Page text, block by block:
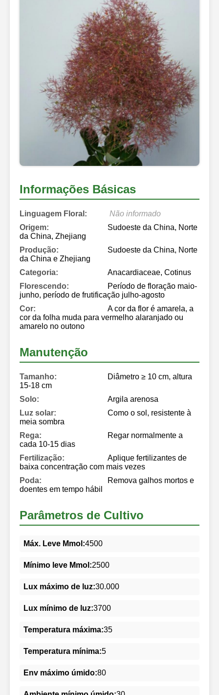
Informações Básicas
Linguagem Floral:
Não informado
Origem:
Sudoeste da China, Norte
da China, Zhejiang
Produção:
Sudoeste da China, Norte
da China e Zhejiang
Categoria:
Anacardiaceae, Cotinus
Florescendo:
Período de floração maio-
junho, período de frutificação julho-agosto
Cor:
A cor da flor é amarela, a
cor da folha muda para vermelho alaranjado ou
amarelo no outono
Manutenção
Tamanho:
Diâmetro ≥ 10 cm, altura
15-18 cm
Solo:
Argila arenosa
Luz solar:
Como o sol, resistente à
meia sombra
Rega:
Regar normalmente a
cada 10-15 dias
Fertilização:
Aplique fertilizantes de
baixa concentração com mais vezes
Poda:
Remova galhos mortos e
doentes em tempo hábil
Parâmetros de Cultivo
Máx. Leve Mmol:4500
Mínimo leve Mmol:2500
Lux máximo de luz:30.000
Lux mínimo de luz:3700
Temperatura máxima:35
Temperatura mínima:5
Env máximo úmido:80